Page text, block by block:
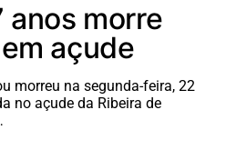
anos morre
açude
morreu na segunda-feira, 22
no açude da Ribeira de